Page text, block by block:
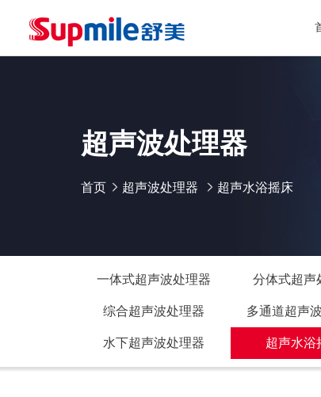
超声波处理器
首页 超声波处理器 超声水浴摇床
一体式超声波处理器 分体式超声
综合超声波处理器 多通道超声
水下超声波处理器 超声水浴